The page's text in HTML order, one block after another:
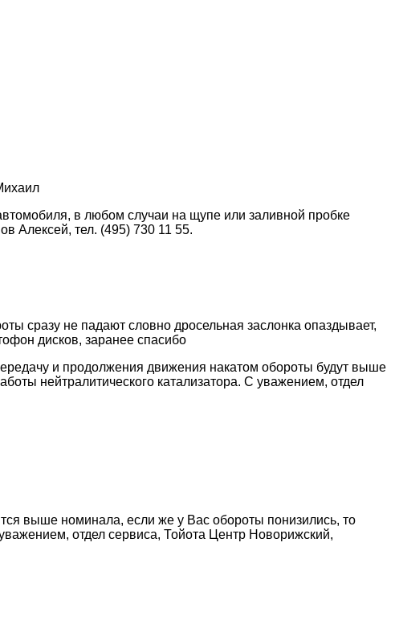
в любом случаи на щупе или заливной пробке
Алексей, тел. (495) 730 11 55.
сразу не падают словно дросельная заслонка опаздывает,
дисков, заранее спасибо
и продолжения движения накатом обороты будут выше
нейтралитического катализатора. С уважением, отдел
выше номинала, если же у Вас обороты понизились, то
отдел сервиса, Тойота Центр Новорижский,